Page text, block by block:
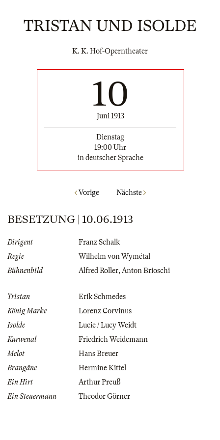
TRISTAN UND ISOLDE
K. K. Hof-Operntheater
10
Juni 1913
Dienstag
19:00 Uhr
in deutscher Sprache
Vorige Nächste
BESETZUNG | 10.06.1913
Dirigent
Franz Schalk
Regie
Wilhelm von Wymétal
Bühnenbild
Alfred Roller,Anton Brioschi
Tristan
Erik Schmedes
König Marke
Lorenz Corvinus
Isolde
Lucie / Lucy Weidt
Kurwenal
Friedrich Weidemann
Melot
Hans Breuer
Brangäne
Hermine Kittel
Ein Hirt
Arthur Preuß
Ein Steuermann
Theodor Görner